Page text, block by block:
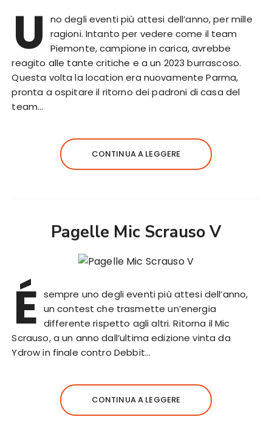
U
no degli eventi più attesi dell’anno, per mille
ragioni. Intanto per vedere come il team
Piemonte, campione in carica, avrebbe
reagito alle tante critiche e a un 2023 burrascoso.
Questa volta la location era nuovamente Parma,
pronta a ospitare il ritorno dei padroni di casa del
team…
CONTINUA A LEGGERE
Pagelle Mic Scrauso V
É sempre uno degli eventi più attesi dell’anno,
un contest che trasmette un’energia
differente rispetto agli altri. Ritorna il Mic
Scrauso, a un anno dall’ultima edizione vinta da
Ydrow in finale contro Debbit…
CONTINUA A LEGGERE